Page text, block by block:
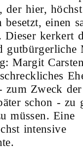
der hier,
einen
Dieser kerkert
gutbürgerliche
Margit
zum Zweck der
schon - zu
müssen. Eine
intensive